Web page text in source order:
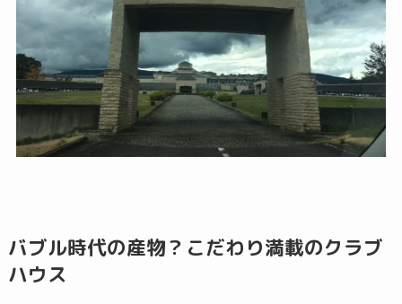
バブル時代の産物？こだわり満載のクラブ
ハウス